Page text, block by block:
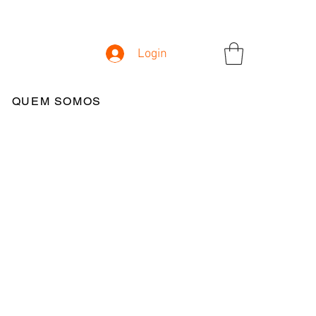
Login
QUEM SOMOS